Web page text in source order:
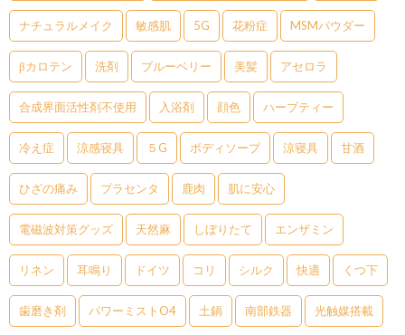
ナチュラルメイク 敏感肌 5G 花粉症 MSMパウダー
βカロテン 洗剤 ブルーベリー 美髪 アセロラ
合成界面活性剤不使用 入浴剤 顔色 ハーブティー
冷え症 涼感寝具 ５G ボディソープ 涼寝具 甘酒
ひざの痛み プラセンタ 鹿肉 肌に安心
電磁波対策グッズ 天然麻 しぼりたて エンザミン
リネン 耳鳴り ドイツ コリ シルク 快適 くつ下
歯磨き剤 パワーミストO4 土鍋 南部鉄器 光触媒搭載